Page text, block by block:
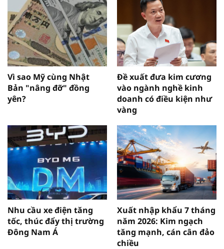
Vì sao Mỹ cùng Nhật
Bản "nâng đỡ" đồng
yên?
Đề xuất đưa kim cương
vào ngành nghề kinh
doanh có điều kiện như
vàng
Nhu cầu xe điện tăng
tốc, thúc đẩy thị trường
Đông Nam Á
Xuất nhập khẩu 7 tháng
năm 2026: Kim ngạch
tăng mạnh, cán cân đảo
chiều